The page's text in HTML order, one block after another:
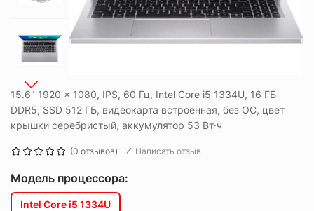
15.6" 1920 x 1080, IPS, 60 Гц, Intel Core i5 1334U, 16 ГБ
DDR5, SSD 512 ГБ, видеокарта встроенная, без ОС, цвет
крышки серебристый, аккумулятор 53 Вт·ч
(0 отзывов) Написать отзыв
Модель процессора:
Intel Core i5 1334U